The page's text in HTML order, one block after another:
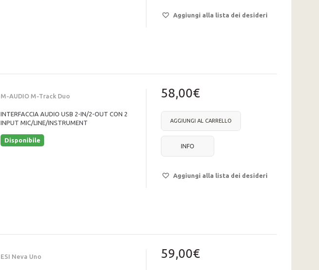
Aggiungi alla lista dei desideri
M-AUDIO M-Track Duo
INTERFACCIA AUDIO USB 2-IN/2-OUT CON 2
INPUT MIC/LINE/INSTRUMENT
Disponibile
58,00€
AGGIUNGI AL CARRELLO
INFO
Aggiungi alla lista dei desideri
ESI Neva Uno 59,00€